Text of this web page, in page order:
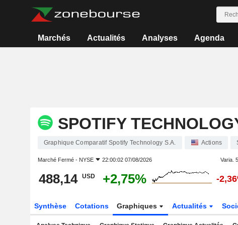
Marchés Actualités Analyses Agenda
SPOTIFY
Graphique Comparatif Spotify Technology S.A. Actions
Marché Fermé - NYSE 22:00:02 07/08/2026 Varia.
488,14 USD +2,75% -
Synthèse Cotations Graphiques Actualités